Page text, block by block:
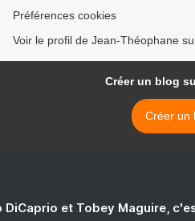
Préférences cookies
Voir le profil de Jean-Théophane
Créer un blog
Créer un
DiCaprio et Tobey Maguire,